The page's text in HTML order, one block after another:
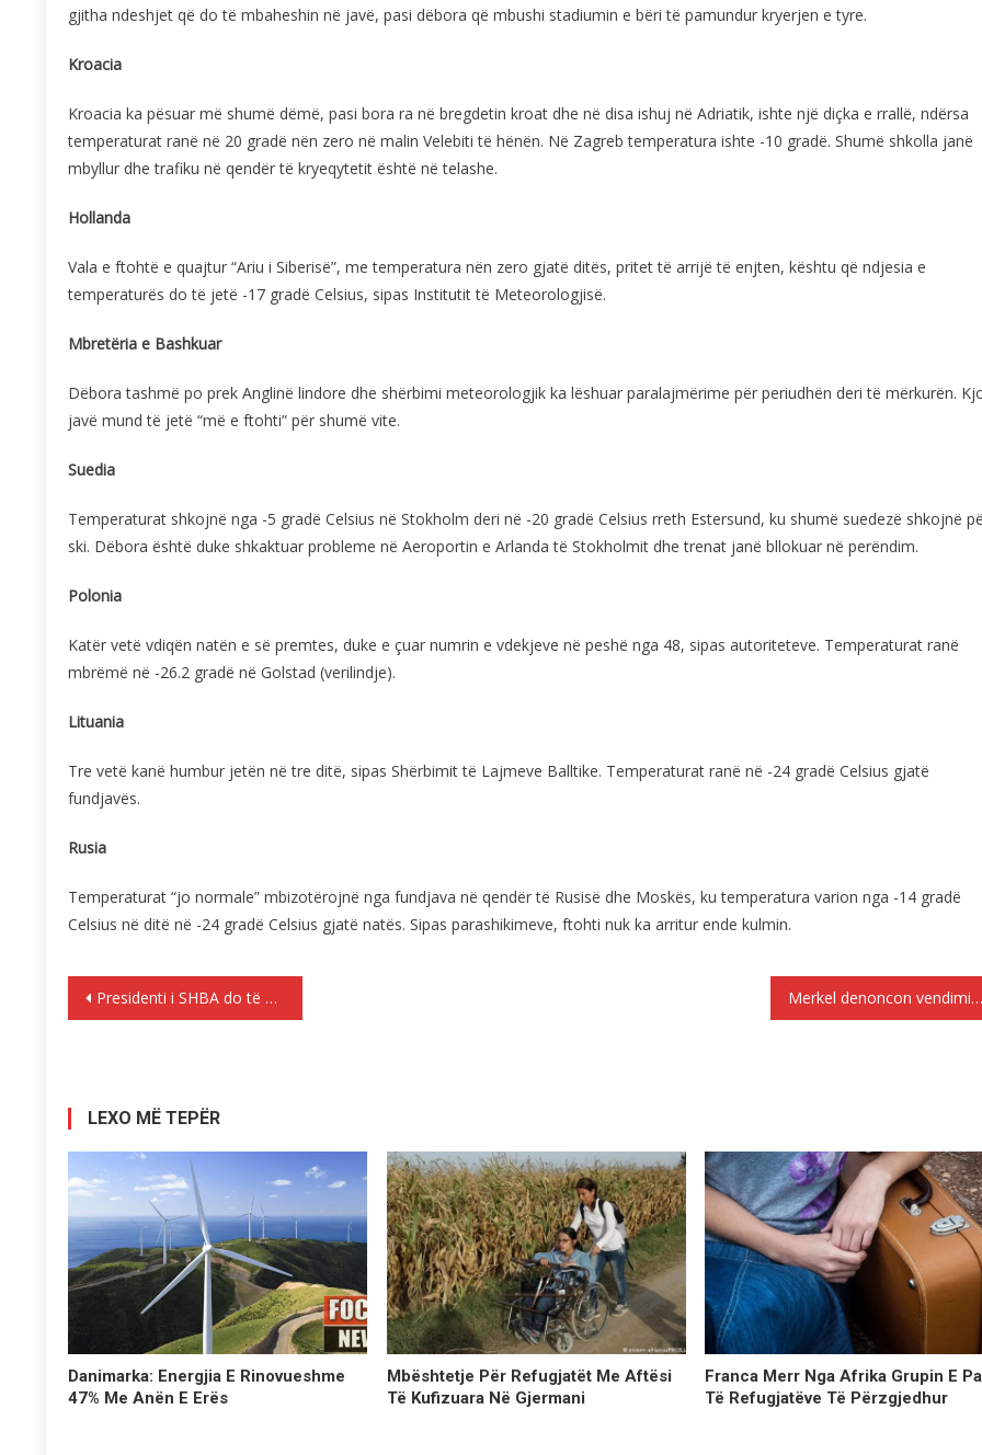
gjitha ndeshjet që do të mbaheshin në javë, pasi dëbora që mbushi stadiumin e bëri të pamundur kryerjen e tyre.
Kroacia
Kroacia ka pësuar më shumë dëmë, pasi bora ra në bregdetin kroat dhe në disa ishuj në Adriatik, ishte një diçka e rrallë, ndërsa
temperaturat ranë në 20 gradë nën zero në malin Velebiti të hënën. Në Zagreb temperatura ishte -10 gradë. Shumë shkolla janë
mbyllur dhe trafiku në qendër të kryeqytetit është në telashe.
Hollanda
Vala e ftohtë e quajtur “Ariu i Siberisë”, me temperatura nën zero gjatë ditës, pritet të arrijë të enjten, kështu që ndjesia e
temperaturës do të jetë -17 gradë Celsius, sipas Institutit të Meteorologjisë.
Mbretëria e Bashkuar
Dëbora tashmë po prek Anglinë lindore dhe shërbimi meteorologjik ka lëshuar paralajmërime për periudhën deri të mërkurën.
javë mund të jetë “më e ftohti” për shumë vite.
Suedia
Temperaturat shkojnë nga -5 gradë Celsius në Stokholm deri në -20 gradë Celsius rreth Estersund, ku shumë suedezë shkojnë
ski. Dëbora është duke shkaktuar probleme në Aeroportin e Arlanda të Stokholmit dhe trenat janë bllokuar në perëndim.
Polonia
Katër vetë vdiqën natën e së premtes, duke e çuar numrin e vdekjeve në peshë nga 48, sipas autoriteteve. Temperaturat ranë
mbrëmë në -26.2 gradë në Golstad (verilindje).
Lituania
Tre vetë kanë humbur jetën në tre ditë, sipas Shërbimit të Lajmeve Balltike. Temperaturat ranë në -24 gradë Celsius gjatë
fundjavës.
Rusia
Temperaturat “jo normale” mbizotërojnë nga fundjava në qendër të Rusisë dhe Moskës, ku temperatura varion nga -14 gradë
Celsius në ditë në -24 gradë Celsius gjatë natës. Sipas parashikimeve, ftohti nuk ka arritur ende kulmin.
Lëvizje
Presidenti i SHBA do të mirëpresë homologun e tij francez. Merkel denoncon vendimin e kushtetutës për të mos i shërbyer emigrantëve në të ardhmen
LEXO MË TEPËR
Danimarka: Energjia E Rinovueshme
47% Me Anën E Erës
Mbështetje Për Refugjatët Me Aftësi
Të Kufizuara Në Gjermani
Franca Merr Nga Afrika Grupin E
Të Refugjatëve Të Përzgjedhur